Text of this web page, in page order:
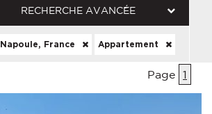
RECHERCHE AVANCÉE
France Appartement
Page 1